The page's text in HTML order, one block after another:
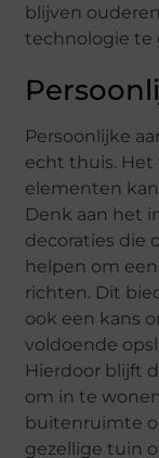
blijven
technologie te
Persoonlijke
echt thuis.
elementen
Denk aan het
decoraties die
helpen om
richten. Dit
ook een kans
voldoende
Hierdoor blijft
om in te
buitenruimte
gezellige tuin